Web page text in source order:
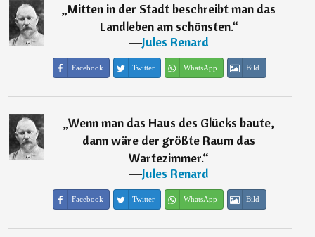
„Mitten in der Stadt beschreibt man das
Landleben am schönsten.“
―Jules Renard
Facebook Twitter WhatsApp Bild
„Wenn man das Haus des Glücks baute,
dann wäre der größte Raum das
Wartezimmer.“
―Jules Renard
Facebook Twitter WhatsApp Bild